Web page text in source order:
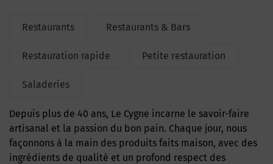
Restaurants Restaurants & Bars
Restauration rapide Petite restauration
Saladeries
Depuis plus de 40 ans, Le Cygne incarne le savoir-faire
artisanal et la passion du bon pain. Chaque jour, nous
façonnons à la main des produits faits maison, avec des
ingrédients de qualité et un profond respect des